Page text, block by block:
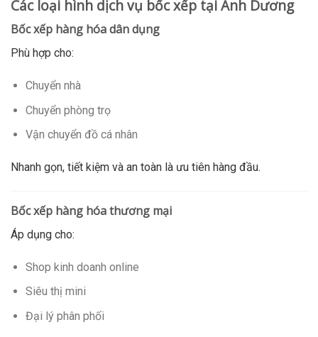
Các loại hình dịch vụ bốc xếp tại Ánh Dương
Bốc xếp hàng hóa dân dụng
Phù hợp cho:
Chuyển nhà
Chuyển phòng trọ
Vận chuyển đồ cá nhân
Nhanh gọn, tiết kiệm và an toàn là ưu tiên hàng đầu.
Bốc xếp hàng hóa thương mại
Áp dụng cho:
Shop kinh doanh online
Siêu thị mini
Đại lý phân phối